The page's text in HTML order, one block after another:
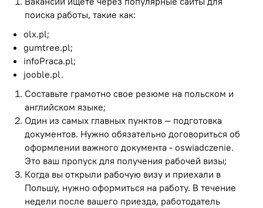
поиска работы, такие как:
olx.pl;
gumtree.pl;
infoPraca.pl;
jooble.pl.
Составьте грамотно свое резюме на польском и
английском языке;
Один из самых главных пунктов — подготовка
документов. Нужно обязательно договориться об
оформлении важного документа - oswiadczenie.
Это ваш пропуск для получения рабочей визы;
Когда вы открыли рабочую визу и приехали в
Польшу, нужно оформиться на работу. В течение
недели после вашего приезда, работодатель